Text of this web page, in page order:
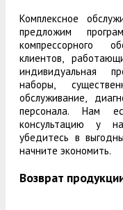
Комплексное
предложим
компрессорного
клиентов,
индивидуальная
наборы,
обслуживание,
персонала. Нам
консультацию у
убедитесь в
начните экономить.
Возврат